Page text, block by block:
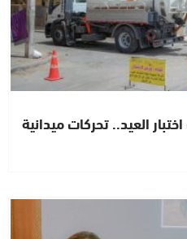
العيد.. تحركات ميدانية